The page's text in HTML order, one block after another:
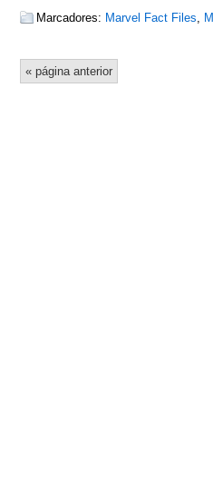
Marcadores: Marvel Fact Files,
« página anterior